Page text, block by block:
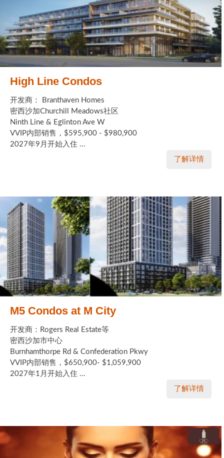
High Line Condos
开发商： Branthaven Homes
密西沙加Churchill Meadows社区
Ninth Line & Eglinton Ave W
VVIP内部销售，$595,900 - $980,900
2027年9月开始入住 ...
了解详情
M5 Condos at M City
开发商：Rogers Real Estate等
密西沙加市中心
Burnhamthorpe Rd & Confederation Pkwy
VVIP内部销售，$650,900- $1,059,900
2027年1月开始入住 ...
了解详情